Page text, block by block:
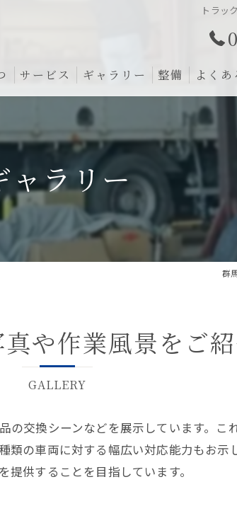
トラッ
サービス ギャラリー 整備 よくあ
ャラリー
群
や作業風景をご
GALLERY
交換シーンなどを展示しています。こ
の車両に対する幅広い対応能力もお示
供することを目指しています。